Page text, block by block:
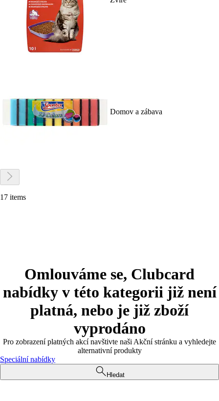
Domov a zábava
17 items
Omlouváme se, Clubcard
nabídky v této kategorii již není
platná, nebo je již zboží
vyprodáno
Pro zobrazení platných akcí navštivte naši Akční stránku a vyhledejte
alternativní produkty
Speciální nabídky
Hledat